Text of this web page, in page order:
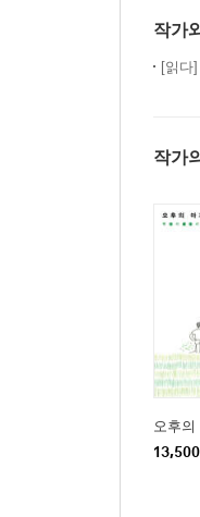
작가
[읽다]
작가
오후의
13,500